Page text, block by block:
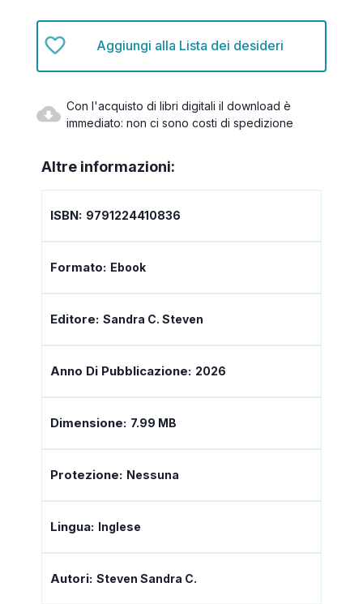
Aggiungi alla Lista dei desideri
Con l'acquisto di libri digitali il download è
immediato: non ci sono costi di spedizione
Altre informazioni:
ISBN: 9791224410836
Formato: Ebook
Editore: Sandra C. Steven
Anno Di Pubblicazione: 2026
Dimensione: 7.99 MB
Protezione: Nessuna
Lingua: Inglese
Autori: Steven Sandra C.